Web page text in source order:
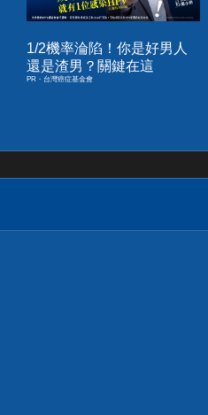
1/2機率淪陷！你是好男人
還是渣男？關鍵在這
PR・台灣癌症基金會